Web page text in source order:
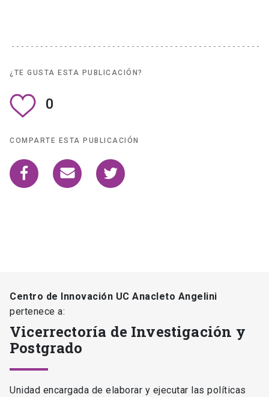
¿TE GUSTA ESTA PUBLICACIÓN?
0
COMPARTE ESTA PUBLICACIÓN
Centro de Innovación UC Anacleto Angelini
pertenece a:
Vicerrectoría de Investigación y
Postgrado
Unidad encargada de elaborar y ejecutar las políticas